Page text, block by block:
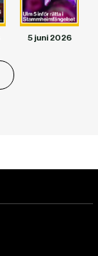
5 juni 2026